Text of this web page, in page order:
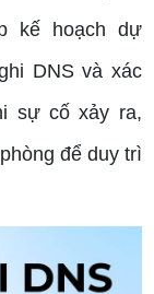
kế hoạch dự
DNS và xác
sự cố xảy ra,
để duy trì